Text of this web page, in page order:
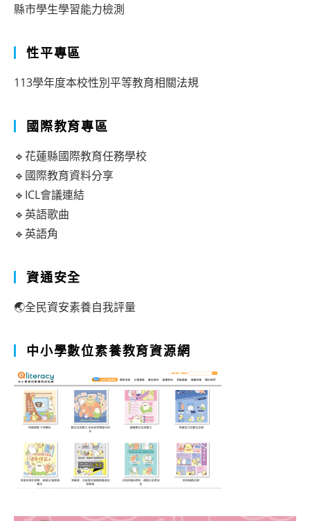
縣市學生學習能力檢測
性平專區
113學年度本校性別平等教育相關法規
國際教育專區
🔹花蓮縣國際教育任務學校
🔹國際教育資料分享
🔹ICL會議連結
🔹英語歌曲
🔹英語角
資通安全
🌏全民資安素養自我評量
中小學數位素養教育資源網